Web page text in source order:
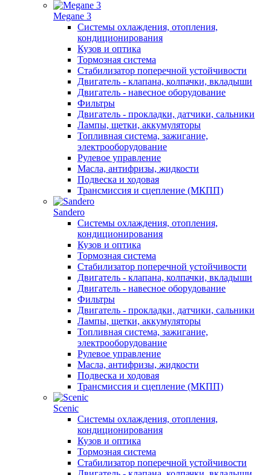
Megane 3
Системы охлаждения, отопления,
кондиционирования
Кузов и оптика
Тормозная система
Стабилизатор поперечной устойчивости
Двигатель - клапана, колпачки, вкладыши
Двигатель - навесное оборудование
Фильтры
Двигатель - прокладки, датчики, сальники
Лампы, щетки, аккумуляторы
Топливная система, зажигание,
электрооборудование
Рулевое управление
Масла, антифризы, жидкости
Подвеска и ходовая
Трансмиссия и сцепление (МКПП)
Sandero
Системы охлаждения, отопления,
кондиционирования
Кузов и оптика
Тормозная система
Стабилизатор поперечной устойчивости
Двигатель - клапана, колпачки, вкладыши
Двигатель - навесное оборудование
Фильтры
Двигатель - прокладки, датчики, сальники
Лампы, щетки, аккумуляторы
Топливная система, зажигание,
электрооборудование
Рулевое управление
Масла, антифризы, жидкости
Подвеска и ходовая
Трансмиссия и сцепление (МКПП)
Scenic
Системы охлаждения, отопления,
кондиционирования
Кузов и оптика
Тормозная система
Стабилизатор поперечной устойчивости